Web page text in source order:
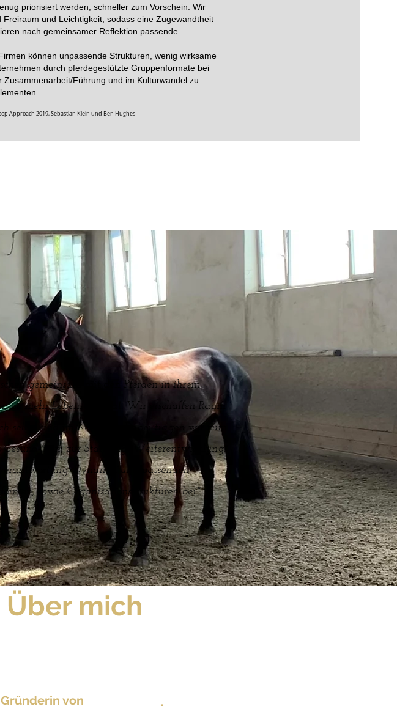
priorisiert werden, schneller zum Vorschein. Wir
und Leichtigkeit, sodass eine Zugewandtheit
nach gemeinsamer Reflektion passende
können unpassende Strukturen, wenig wirksame
durch pferdegestützte Gruppenformate bei
Führung und im Kulturwandel zu
Approach 2019, Sebastian Klein und Ben Hughes
gemeinsam mit den Pferden in ihrem
zu mehr Lebensqualität. Wir erschaffen Raum
selbst und im Kollektiv. Dabei tragen wir zum
Gesund-Sein, zur Stärkung, Weiterentwicklung,
Dynamik und passenden
sowie Organisationsstrukturen bei."
von .
Über mich